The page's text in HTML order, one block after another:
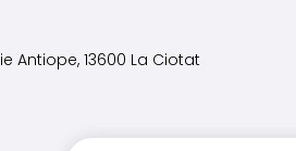
Antiope, 13600 La Ciotat